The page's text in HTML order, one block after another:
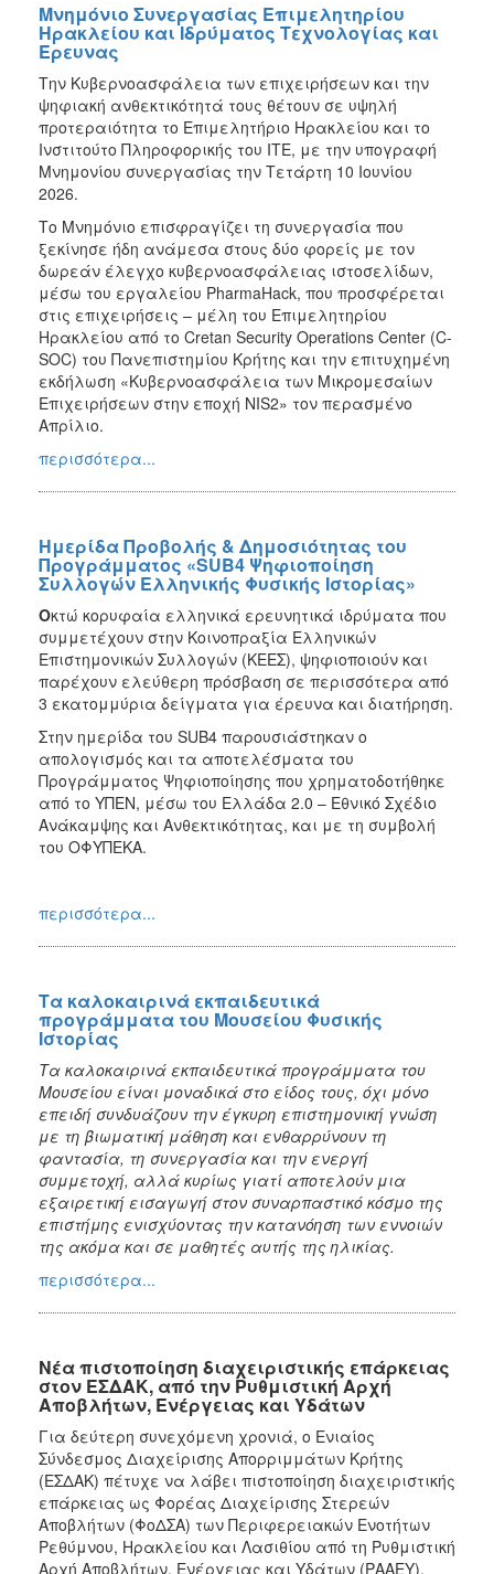
Μνημόνιο Συνεργασίας Επιμελητηρίου
Ηρακλείου και Ιδρύματος Τεχνολογίας και
Έρευνας
Την Κυβερνοασφάλεια των επιχειρήσεων και την
ψηφιακή ανθεκτικότητά τους θέτουν σε υψηλή
προτεραιότητα το Επιμελητήριο Ηρακλείου και το
Ινστιτούτο Πληροφορικής του ΙΤΕ, με την υπογραφή
Μνημονίου συνεργασίας την Τετάρτη 10 Ιουνίου
2026.
Το Μνημόνιο επισφραγίζει τη συνεργασία που
ξεκίνησε ήδη ανάμεσα στους δύο φορείς με τον
δωρεάν έλεγχο κυβερνοασφάλειας ιστοσελίδων,
μέσω του εργαλείου PharmaHack, που προσφέρεται
στις επιχειρήσεις – μέλη του Επιμελητηρίου
Ηρακλείου από το Cretan Security Operations Center (C-
SOC) του Πανεπιστημίου Κρήτης και την επιτυχημένη
εκδήλωση «Κυβερνοασφάλεια των Μικρομεσαίων
Επιχειρήσεων στην εποχή NIS2» τον περασμένο
Απρίλιο.
περισσότερα...
Ημερίδα Προβολής & Δημοσιότητας του
Προγράμματος «SUB4 Ψηφιοποίηση
Συλλογών Ελληνικής Φυσικής Ιστορίας»
Οκτώ κορυφαία ελληνικά ερευνητικά ιδρύματα που
συμμετέχουν στην Κοινοπραξία Ελληνικών
Επιστημονικών Συλλογών (ΚΕΕΣ), ψηφιοποιούν και
παρέχουν ελεύθερη πρόσβαση σε περισσότερα από
3 εκατομμύρια δείγματα για έρευνα και διατήρηση.
Στην ημερίδα του SUB4 παρουσιάστηκαν ο
απολογισμός και τα αποτελέσματα του
Προγράμματος Ψηφιοποίησης που χρηματοδοτήθηκε
από το ΥΠΕΝ, μέσω του Ελλάδα 2.0 – Εθνικό Σχέδιο
Ανάκαμψης και Ανθεκτικότητας, και με τη συμβολή
του ΟΦΥΠΕΚΑ.
περισσότερα...
Τα καλοκαιρινά εκπαιδευτικά
προγράμματα του Μουσείου Φυσικής
Ιστορίας
Τα καλοκαιρινά εκπαιδευτικά προγράμματα του
Μουσείου είναι μοναδικά στο είδος τους, όχι μόνο
επειδή συνδυάζουν την έγκυρη επιστημονική γνώση
με τη βιωματική μάθηση και ενθαρρύνουν τη
φαντασία, τη συνεργασία και την ενεργή
συμμετοχή, αλλά κυρίως γιατί αποτελούν μια
εξαιρετική εισαγωγή στον συναρπαστικό κόσμο της
επιστήμης ενισχύοντας την κατανόηση των εννοιών
της ακόμα και σε μαθητές αυτής της ηλικίας.
περισσότερα...
Νέα πιστοποίηση διαχειριστικής επάρκειας
στον ΕΣΔΑΚ, από την Ρυθμιστική Αρχή
Αποβλήτων, Ενέργειας και Υδάτων
Για δεύτερη συνεχόμενη χρονιά, ο Ενιαίος
Σύνδεσμος Διαχείρισης Απορριμμάτων Κρήτης
(ΕΣΔΑΚ) πέτυχε να λάβει πιστοποίηση διαχειριστικής
επάρκειας ως Φορέας Διαχείρισης Στερεών
Αποβλήτων (ΦοΔΣΑ) των Περιφερειακών Ενοτήτων
Ρεθύμνου, Ηρακλείου και Λασιθίου από τη Ρυθμιστική
Αρχή Αποβλήτων, Ενέργειας και Υδάτων (ΡΑΑΕΥ).